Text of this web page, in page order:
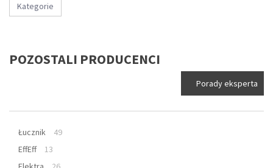
Kategorie
POZOSTALI PRODUCENCI
Porady eksperta
Łucznik
49
EffEff
13